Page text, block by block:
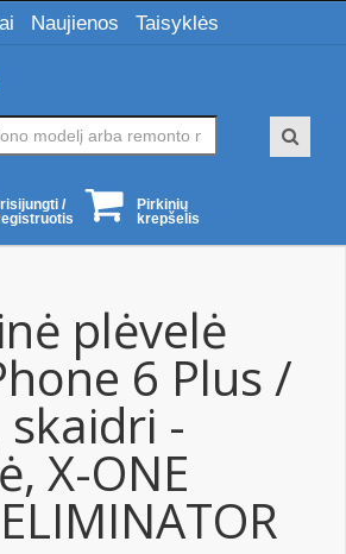
Naujienos Taisyklės
/
Pirkinių
krepšelis
plėvelė
6 Plus /
skaidri -
X-ONE